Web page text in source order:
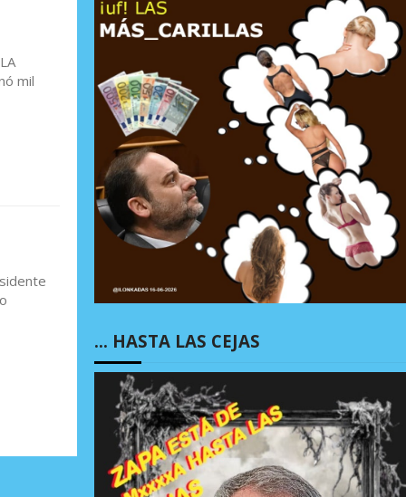
mil
… HASTA LAS CEJAS